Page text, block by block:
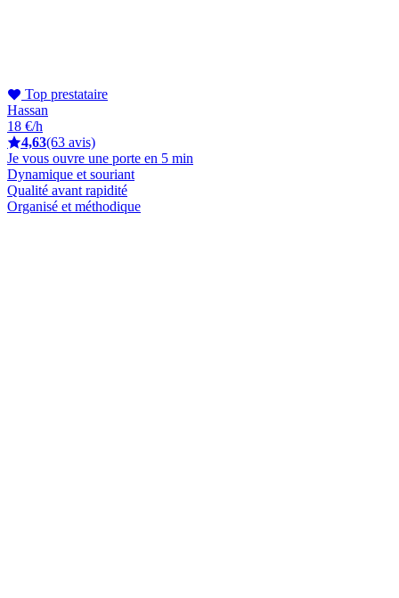
Top prestataire
Hassan
18 €/h
4,63(63 avis)
Je vous ouvre une porte en 5 min
Dynamique et souriant
Qualité avant rapidité
Organisé et méthodique